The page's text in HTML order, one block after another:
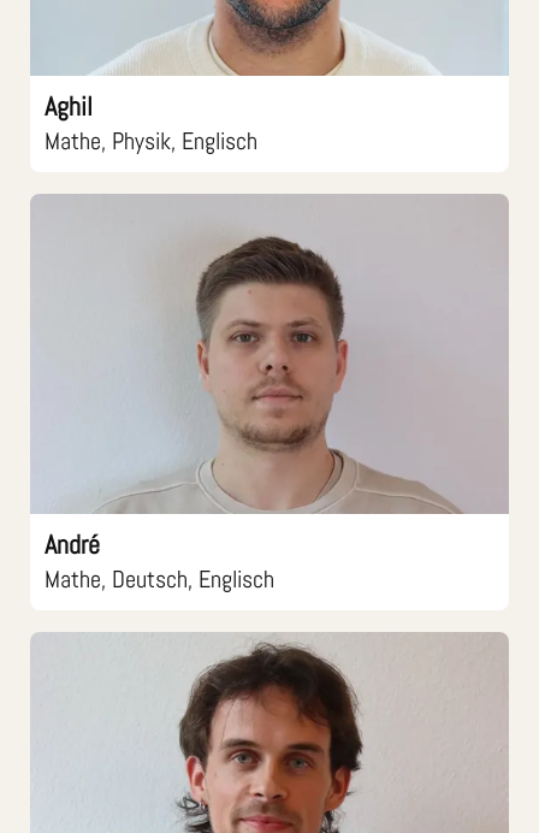
Aghil
Mathe, Physik, Englisch
André
Mathe, Deutsch, Englisch